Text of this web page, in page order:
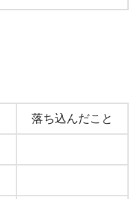
落ち込んだこと